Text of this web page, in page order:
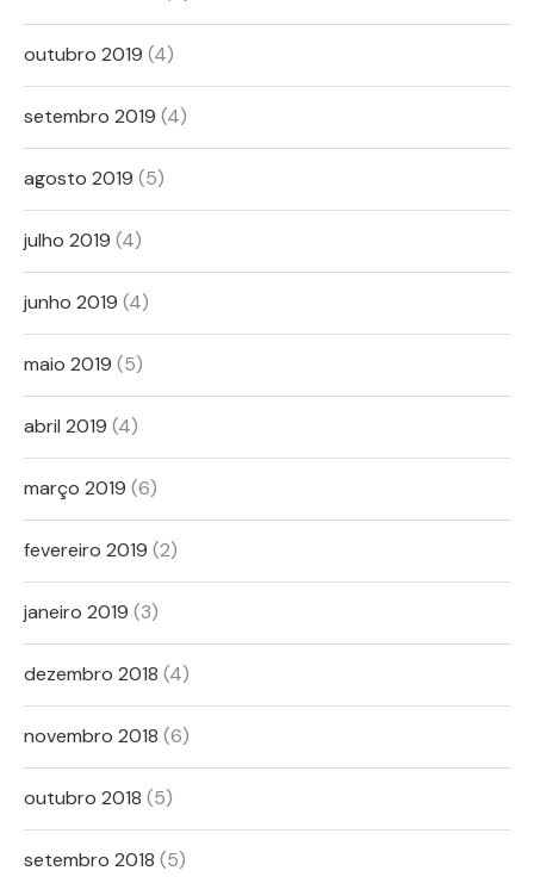
outubro 2019 (4)
setembro 2019 (4)
agosto 2019 (5)
julho 2019 (4)
junho 2019 (4)
maio 2019 (5)
abril 2019 (4)
março 2019 (6)
fevereiro 2019 (2)
janeiro 2019 (3)
dezembro 2018 (4)
novembro 2018 (6)
outubro 2018 (5)
setembro 2018 (5)